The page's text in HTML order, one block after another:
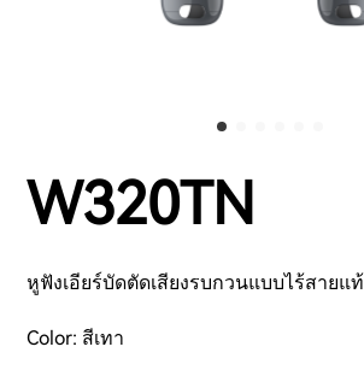
W320TN
หูฟังเอียร์บัดตัดเสียงรบกวนแบบไร้สายแท้
Color: สีเทา